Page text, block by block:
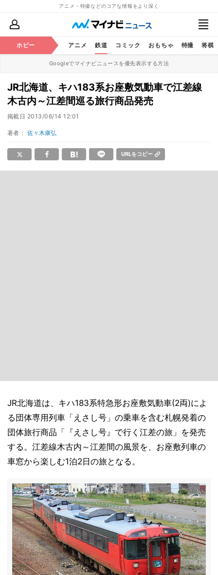
アニメ・特撮などのコアな情報をより深く
ホビー アニメ 鉄道 コミック おもちゃ 特撮 将棋
Googleでマイナビニュースを優先表示する方法
JR北海道、キハ183系お座敷気動車で江差線
木古内～江差間巡る旅行商品発売
掲載日 2013/06/14 12:01
著者： 佐々木康弘
URLをコピー
JR北海道は、キハ183系特急形お座敷気動車(2両)によ
る団体専用列車「えさし号」の乗車を含む札幌発着の
団体旅行商品「『えさし号』で行く江差の旅」を発売
する。江差線木古内～江差間の風景を、お座敷列車の
車窓から楽しむ1泊2日の旅となる。